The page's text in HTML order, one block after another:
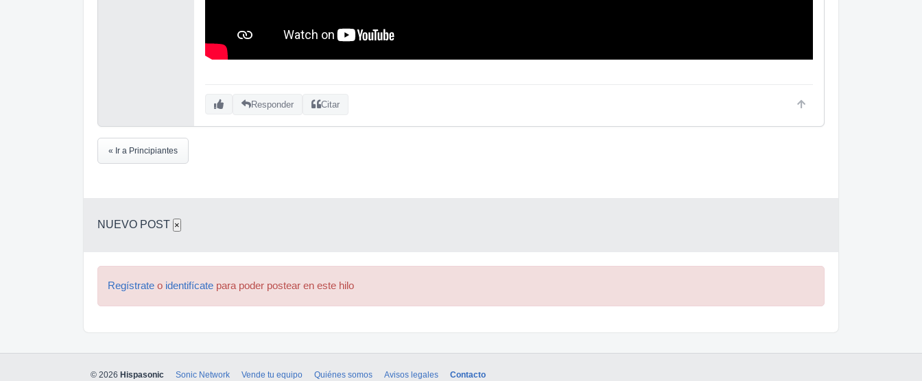
Responder Citar
« Ir a Principiantes
NUEVO POST ×
Regístrate o identifícate para poder postear en este hilo
© 2026 Hispasonic Sonic Network Vende tu equipo Quiénes somos Avisos legales Contacto